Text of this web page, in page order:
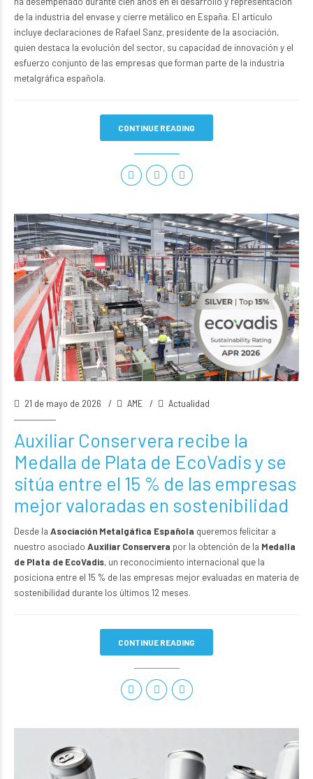
de la industria del envase y cierre metálico en España. El artículo
incluye declaraciones de Rafael Sanz, presidente de la asociación,
quien destaca la evolución del sector, su capacidad de innovación y el
esfuerzo conjunto de las empresas que forman parte de la industria
metalgráfica española.
CONTINUE READING
21 de mayo de 2026 AME Actualidad
Auxiliar Conservera recibe la
Medalla de Plata de EcoVadis y se
sitúa entre el 15 % de las empresas
mejor valoradas en sostenibilidad
Desde la Asociación Metalgáfica Española queremos felicitar a
nuestro asociado Auxiliar Conservera por la obtención de la Medalla
de Plata de EcoVadis, un reconocimiento internacional que la
posiciona entre el 15 % de las empresas mejor evaluadas en materia de
sostenibilidad durante los últimos 12 meses.
CONTINUE READING